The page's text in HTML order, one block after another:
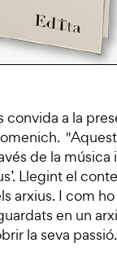
convida a la
de la
Llegint el
arxius. I com
en un
la seva